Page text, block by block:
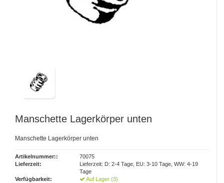
Manschette Lagerkörper unten
Manschette Lagerkörper unten
Artikelnummer::
70075
Lieferzeit:
Lieferzeit: D: 2-4 Tage, EU: 3-10 Tage, WW: 4-19
Tage
Verfügbarkeit:
Auf Lager (3)